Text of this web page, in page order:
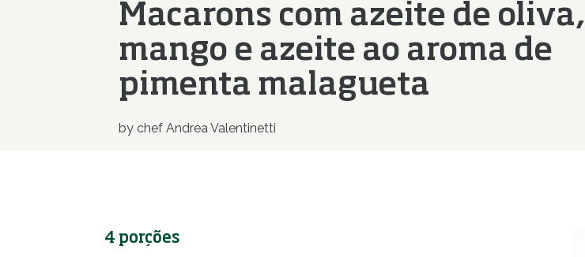
Macarons com azeite de oliva,
mango e azeite ao aroma de
pimenta malagueta
by chef Andrea Valentinetti
4 porções